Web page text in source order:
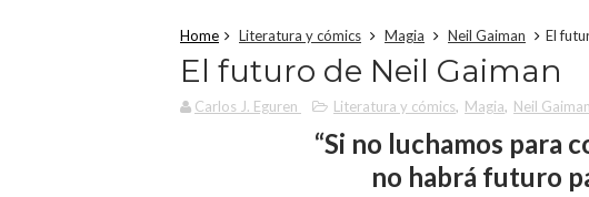
Home Literatura y cómics Magia Neil Gaiman El
El futuro de Neil Gaiman
Carlos J. Eguren Literatura y cómics, Magia, Neil Gaiman
“Si no luchamos para
no habrá futuro